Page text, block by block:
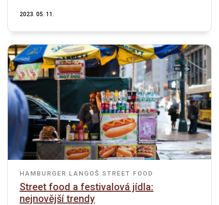
2023. 05. 11.
HAMBURGER LANGOŠ STREET FOOD
Street food a festivalová jídla:
nejnovější trendy